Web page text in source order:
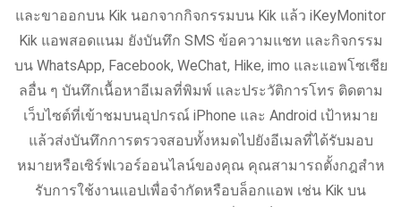
และขาออกบน Kik นอกจากกิจกรรมบน Kik แล้ว iKeyMonitor
Kik แอพสอดแนม ยังบันทึก SMS ข้อความแชท และกิจกรรม
บน WhatsApp, Facebook, WeChat, Hike, imo และแอพโซเชีย
ลอื่น ๆ บันทึกเนื้อหาอีเมลที่พิมพ์ และประวัติการโทร ติดตาม
เว็บไซต์ที่เข้าชมบนอุปกรณ์ iPhone และ Android เป้าหมาย
แล้วส่งบันทึกการตรวจสอบทั้งหมดไปยังอีเมลที่ได้รับมอบ
หมายหรือเซิร์ฟเวอร์ออนไลน์ของคุณ คุณสามารถตั้งกฎสําห
รับการใช้งานแอปเพื่อจํากัดหรือบล็อกแอพ เช่น Kik บน